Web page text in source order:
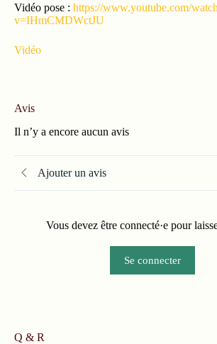
Vidéo pose : https://www.youtube.com/
v=IHmCMDWctJU
Vidéo
Avis
Il n’y a encore aucun avis
Ajouter un avis
Vous devez être connecté·e pour
Se connecter
Q & R